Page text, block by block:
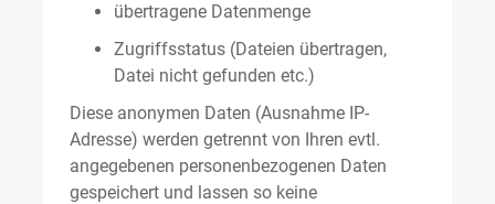
übertragene Datenmenge
Zugriffsstatus (Dateien übertragen,
Datei nicht gefunden etc.)
Diese anonymen Daten (Ausnahme IP-
Adresse) werden getrennt von Ihren evtl.
angegebenen personenbezogenen Daten
gespeichert und lassen so keine